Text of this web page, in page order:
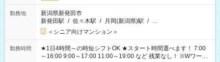
勤務地
新潟県新発田市
新発田駅 / 佐々木駅 / 月岡(新潟県)駅 / …
＜シニア向けマンション＞
勤務時間
★1日4時間～の時短シフトOK ★スタート時間選べます！ 7:00
～16:00 9:00～17:00 11:00～19:00 など 残業なし！ ※Wワーク